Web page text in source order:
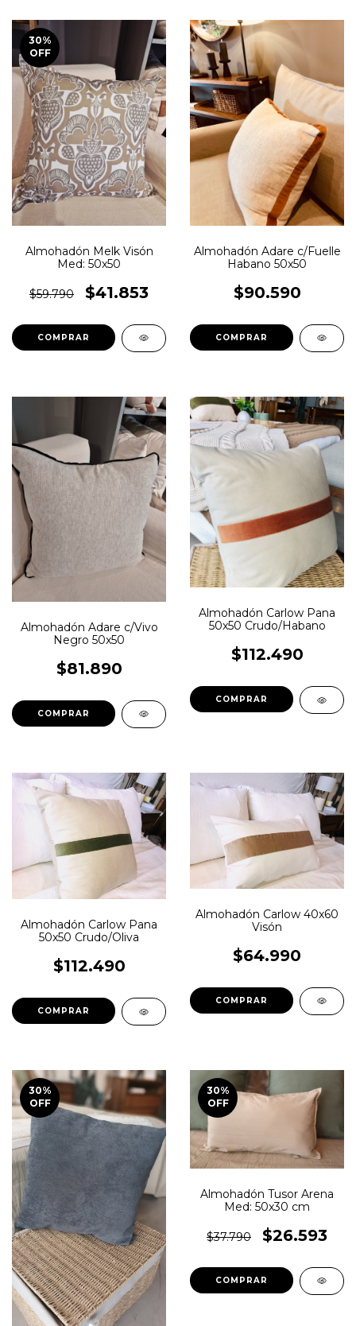
30%
OFF
Almohadón Melk Visón
Med: 50x50
$59.790 $41.853
Almohadón Adare c/Fuelle
Habano 50x50
$90.590
Almohadón Adare c/Vivo
Negro 50x50
$81.890
Almohadón Carlow Pana
50x50 Crudo/Habano
$112.490
Almohadón Carlow Pana
50x50 Crudo/Oliva
$112.490
Almohadón Carlow 40x60
Visón
$64.990
30%
OFF
30%
OFF
Almohadón Tusor Arena
Med: 50x30 cm
$37.790 $26.593